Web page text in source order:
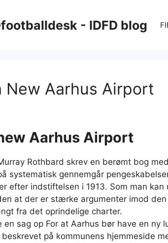
- IDFD blog
New Aarhus Airport
Aarhus Airport
Rothbard skrev en berømt bog
systematisk gennemgår
efter indstiftelsen i 1913. Som man
at der er stærke argumenter imod
fra det oprindelige charter.
en sag op For at Aarhus bør have en ny
på kommunens hjemmeside